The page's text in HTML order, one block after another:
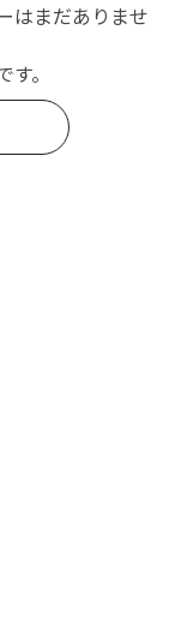
はまだありませ
。